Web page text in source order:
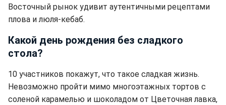
Восточный рынок удивит аутентичными рецептами
плова и люля-кебаб.
Какой день рождения без сладкого
стола?
10 участников покажут, что такое сладкая жизнь.
Невозможно пройти мимо многоэтажных тортов с
соленой карамелью и шоколадом от Цветочная лавка,